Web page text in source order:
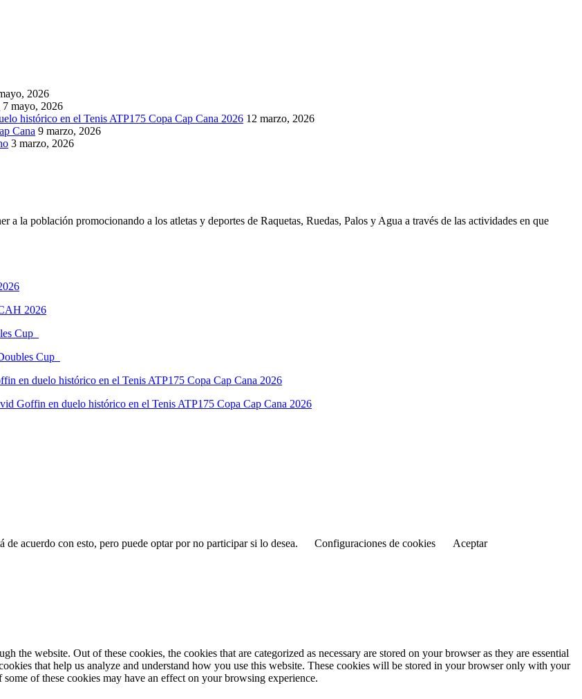
2026
7 mayo, 2026
histórico en el Tenis ATP175 Copa Cap Cana 2026 12 marzo, 2026
Cana 9 marzo, 2026
3 marzo, 2026
a la población promocionando a los atletas y deportes de Raquetas, Ruedas, Palos y Agua a través de las actividades en que
2026
Cup
Goffin en duelo histórico en el Tenis ATP175 Copa Cap Cana 2026
acuerdo con esto, pero puede optar por no participar si lo desea.
Configuraciones de cookies
Aceptar
the website. Out of these cookies, the cookies that are categorized as necessary are stored on your browser as they are essential
that help us analyze and understand how you use this website. These cookies will be stored in your browser only with your
of these cookies may have an effect on your browsing experience.